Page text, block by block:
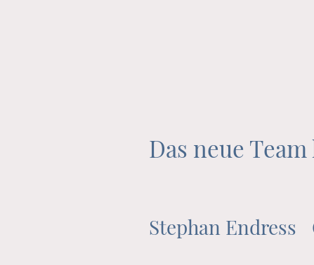
Das neue
Stephan Endress